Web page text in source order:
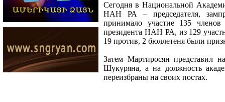
Сегодня в Национальной
НАН РА – председателя,
принимало участие 135
президента НАН РА, из 129
19 против, 2 бюллетеня были
Затем Мартиросян представил
Шукуряна, а на должность
переизбраны на своих постах.